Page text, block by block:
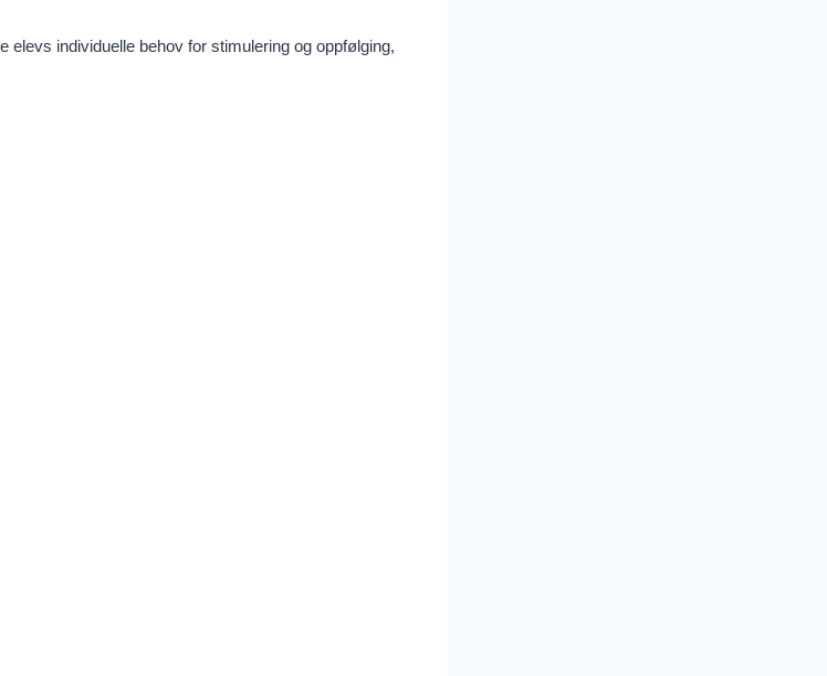
individuelle behov for stimulering og oppfølging,